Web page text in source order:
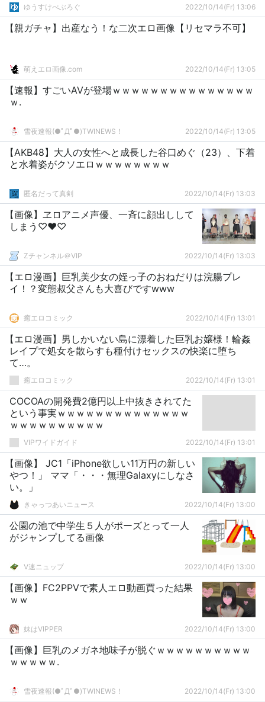
ゆうすけべぶろぐ 2022/10/14(Fr) 13:06
【親ガチャ】出産なう！な二次エロ画像【リセマラ不可】
萌えエロ画像.com 2022/10/14(Fr) 13:05
【速報】すごいAVが登場ｗｗｗｗｗｗｗｗｗｗｗｗｗｗｗ
ｗ.
雪夜速報(●ﾟДﾟ●)TWINEWS！ 2022/10/14(Fr) 13:05
【AKB48】大人の女性へと成長した谷口めぐ（23）、下着
と水着姿がクソエロｗｗｗｗｗｗｗｗ
匿名だって真剣 2022/10/14(Fr) 13:03
【画像】ヱロアニメ声優、一斉に顔出しして
しまう♡♥♡
Zチャンネル＠VIP 2022/10/14(Fr) 13:03
【エロ漫画】巨乳美少女の姪っ子のおねだりは浣腸プレ
イ！？変態叔父さんも大喜びですwww
癒エロコミック 2022/10/14(Fr) 13:01
【エロ漫画】男しかいない島に漂着した巨乳お嬢様！輪姦
レイプで処女を散らすも種付けセックスの快楽に堕ち
て…。
癒エロコミック 2022/10/14(Fr) 13:01
COCOAの開発費2億円以上中抜きされてた
という事実ｗｗｗｗｗｗｗｗｗｗｗｗｗｗ
ｗｗｗｗｗｗｗｗｗｗ
VIPワイドガイド 2022/10/14(Fr) 13:01
【画像】 JC1「iPhone欲しい11万円の新しい
やつ！」 ママ「・・・無理Galaxyにしなさ
い。」
きゃっつあいニュース 2022/10/14(Fr) 13:00
公園の池で中学生５人がポーズとって一人
がジャンプしてる画像
V速ニュップ 2022/10/14(Fr) 13:00
【画像】FC2PPVで素人エロ動画買った結果
ｗｗ
妹はVIPPER 2022/10/14(Fr) 13:00
【画像】巨乳のメガネ地味子が脱ぐｗｗｗｗｗｗｗｗｗｗ
ｗｗｗｗｗ.
雪夜速報(●ﾟДﾟ●)TWINEWS！ 2022/10/14(Fr) 13:00